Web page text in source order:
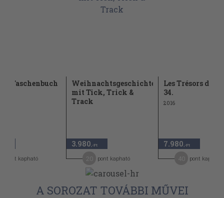
Taschenbuch
pont kapható
Weihnachtsgeschichten
mit Tick, Trick &
Track
3.980 ,-Ft
pont kapható
Les Trésors de
34.
2016
7.980 ,-Ft
pont kapható
A SOROZAT TOVÁBBI MŰVEI